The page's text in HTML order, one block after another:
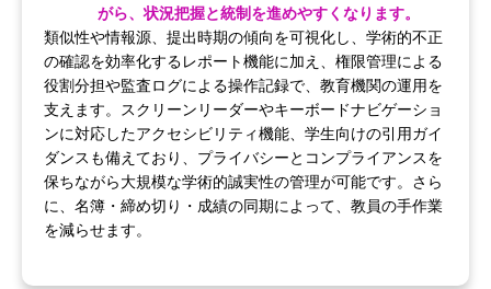
がら、状況把握と統制を進めやすくなります。
類似性や情報源、提出時期の傾向を可視化し、学術的不正
の確認を効率化するレポート機能に加え、権限管理による
役割分担や監査ログによる操作記録で、教育機関の運用を
支えます。スクリーンリーダーやキーボードナビゲーショ
ンに対応したアクセシビリティ機能、学生向けの引用ガイ
ダンスも備えており、プライバシーとコンプライアンスを
保ちながら大規模な学術的誠実性の管理が可能です。さら
に、名簿・締め切り・成績の同期によって、教員の手作業
を減らせます。